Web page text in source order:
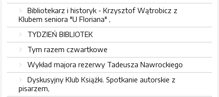
Bibliotekarz i historyk - Krzysztof Wątrobicz z
Klubem seniora "U Floriana" ,
TYDZIEŃ BIBLIOTEK
Tym razem czwartkowe
Wykład majora rezerwy Tadeusza Nawrockiego
Dyskusyjny Klub Książki. Spotkanie autorskie z
pisarzem,